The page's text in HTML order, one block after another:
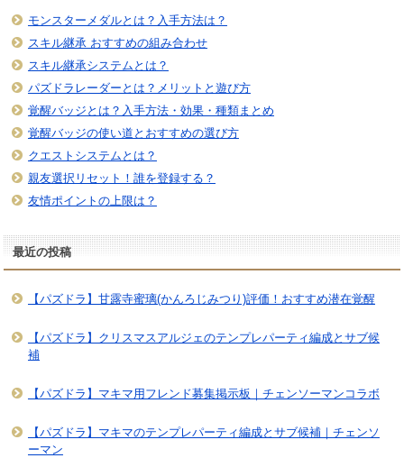
モンスターメダルとは？入手方法は？
スキル継承 おすすめの組み合わせ
スキル継承システムとは？
パズドラレーダーとは？メリットと遊び方
覚醒バッジとは？入手方法・効果・種類まとめ
覚醒バッジの使い道とおすすめの選び方
クエストシステムとは？
親友選択リセット！誰を登録する？
友情ポイントの上限は？
最近の投稿
【パズドラ】甘露寺蜜璃(かんろじみつり)評価！おすすめ潜在覚醒
【パズドラ】クリスマスアルジェのテンプレパーティ編成とサブ候
補
【パズドラ】マキマ用フレンド募集掲示板｜チェンソーマンコラボ
【パズドラ】マキマのテンプレパーティ編成とサブ候補｜チェンソ
ーマン